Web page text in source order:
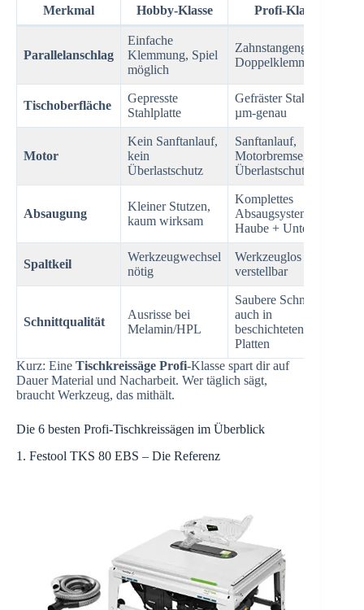
Merkmal Hobby-Klasse Profi-Klasse
Parallelanschlag
Einfache
Klemmung, Spiel
möglich
Zahnstangengeführt,
Doppelklemmung
Tischoberfläche
Gepresste
Stahlplatte
Gefräster Stahltisch,
µm-genau
Motor
Kein Sanftanlauf,
kein
Überlastschutz
Sanftanlauf,
Motorbremse,
Überlastschutz
Absaugung
Kleiner Stutzen,
kaum wirksam
Komplettes
Absaugsystem,
Haube + Unterseite
Spaltkeil
Werkzeugwechsel
nötig
Werkzeuglos
verstellbar
Schnittqualität
Ausrisse bei
Melamin/HPL
Saubere Schnitte
auch in
beschichteten
Platten
Kurz: Eine Tischkreissäge Profi-Klasse spart dir auf
Dauer Material und Nacharbeit. Wer täglich sägt,
braucht Werkzeug, das mithält.
Die 6 besten Profi-Tischkreissägen im Überblick
1. Festool TKS 80 EBS – Die Referenz